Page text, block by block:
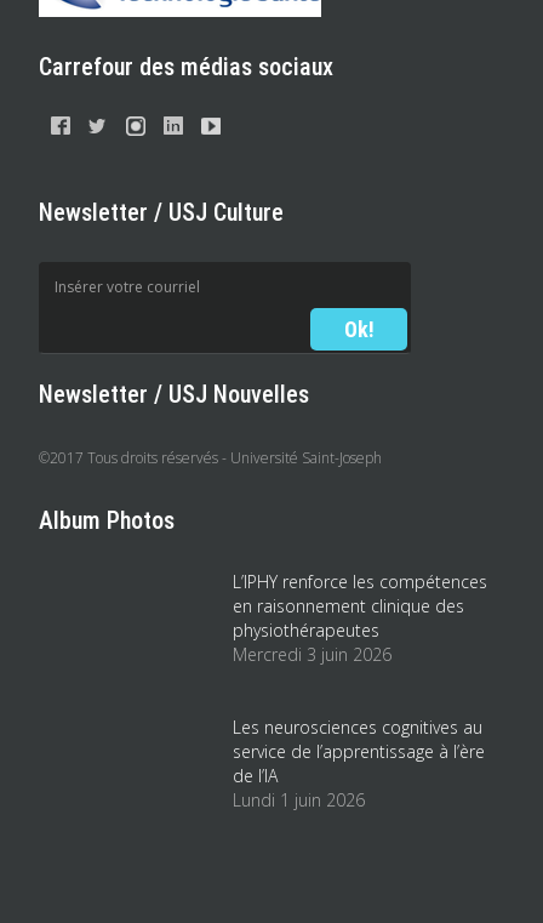
Carrefour des médias sociaux
Newsletter / USJ Culture
Newsletter / USJ Nouvelles
©2017 Tous droits réservés - Université Saint-Joseph
Album Photos
L’IPHY renforce les compétences
en raisonnement clinique des
physiothérapeutes
Mercredi 3 juin 2026
Les neurosciences cognitives au
service de l’apprentissage à l’ère
de l’IA
Lundi 1 juin 2026